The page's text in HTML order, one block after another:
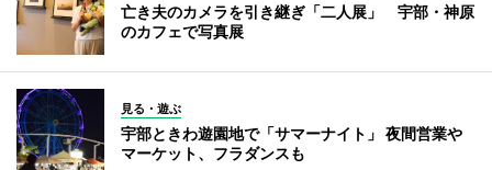
亡き夫のカメラを引き継ぎ「二人展」 宇部・神原
のカフェで写真展
見る・遊ぶ
宇部ときわ遊園地で「サマーナイト」 夜間営業や
マーケット、フラダンスも